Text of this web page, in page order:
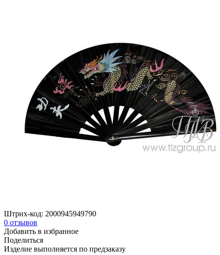
Штрих-код: 2000945949790
0 отзывов
Добавить в избранное
Поделиться
Изделие выполняется по предзаказу